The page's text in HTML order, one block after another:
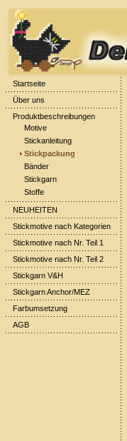
Startseite
Über uns
Produktbeschreibungen
Motive
Stickanleitung
Stickpackung
Bänder
Stickgarn
Stoffe
NEUHEITEN
Stickmotive nach Kategorien
Stickmotive nach Nr. Teil 1
Stickmotive nach Nr. Teil 2
Stickgarn V&H
Stickgarn Anchor/MEZ
Farbumsetzung
AGB